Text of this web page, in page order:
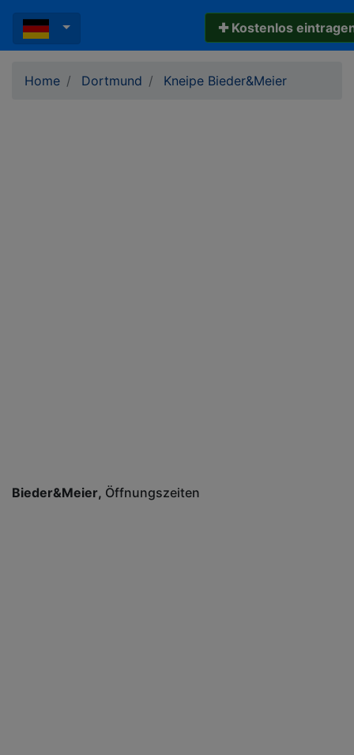
✚ Kostenlos
Home Dortmund Kneipe Bieder&Meier
Bieder&Meier Öffnungszeiten